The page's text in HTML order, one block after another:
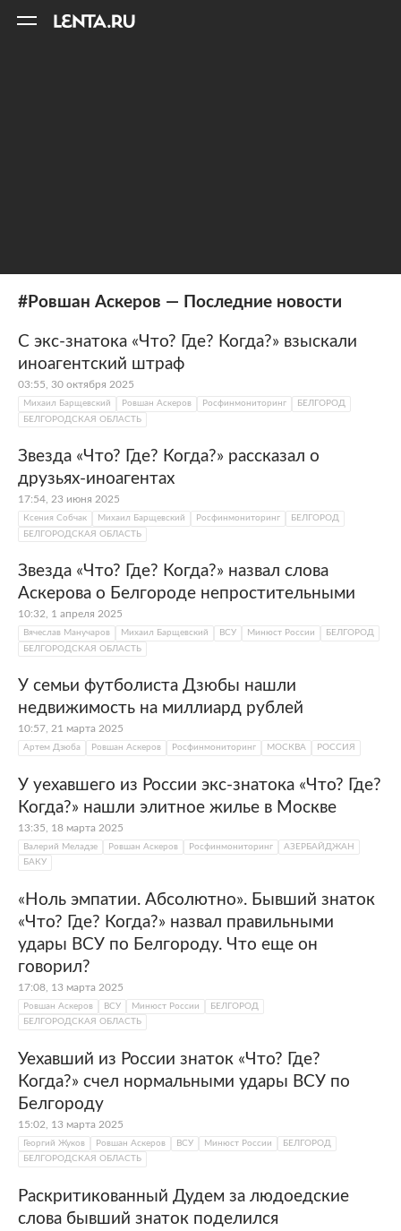
#Ровшан Аскеров — Последние новости
С экс-знатока «Что? Где? Когда?» взыскали
иноагентский штраф
03:55, 30 октября 2025
Михаил Барщевский Ровшан Аскеров Росфинмониторинг
БЕЛГОРОД
БЕЛГОРОДСКАЯ ОБЛАСТЬ
Звезда «Что? Где? Когда?» рассказал о
друзьях-иноагентах
17:54, 23 июня 2025
Ксения Собчак Михаил Барщевский Росфинмониторинг
БЕЛГОРОД
БЕЛГОРОДСКАЯ ОБЛАСТЬ
Звезда «Что? Где? Когда?» назвал слова
Аскерова о Белгороде непростительными
10:32, 1 апреля 2025
Вячеслав Манучаров Михаил Барщевский ВСУ Минюст России
БЕЛГОРОД
БЕЛГОРОДСКАЯ ОБЛАСТЬ
У семьи футболиста Дзюбы нашли
недвижимость на миллиард рублей
10:57, 21 марта 2025
Артем Дзюба Ровшан Аскеров Росфинмониторинг МОСКВА РОССИЯ
У уехавшего из России экс-знатока «Что? Где?
Когда?» нашли элитное жилье в Москве
13:35, 18 марта 2025
Валерий Меладзе Ровшан Аскеров Росфинмониторинг
АЗЕРБАЙДЖАН
БАКУ
«Ноль эмпатии. Абсолютно». Бывший знаток
«Что? Где? Когда?» назвал правильными
удары ВСУ по Белгороду. Что еще он
говорил?
17:08, 13 марта 2025
Ровшан Аскеров ВСУ Минюст России
БЕЛГОРОД
БЕЛГОРОДСКАЯ ОБЛАСТЬ
Уехавший из России знаток «Что? Где?
Когда?» счел нормальными удары ВСУ по
Белгороду
15:02, 13 марта 2025
Георгий Жуков Ровшан Аскеров ВСУ Минюст России
БЕЛГОРОД
БЕЛГОРОДСКАЯ ОБЛАСТЬ
Раскритикованный Дудем за людоедские
слова бывший знаток поделился